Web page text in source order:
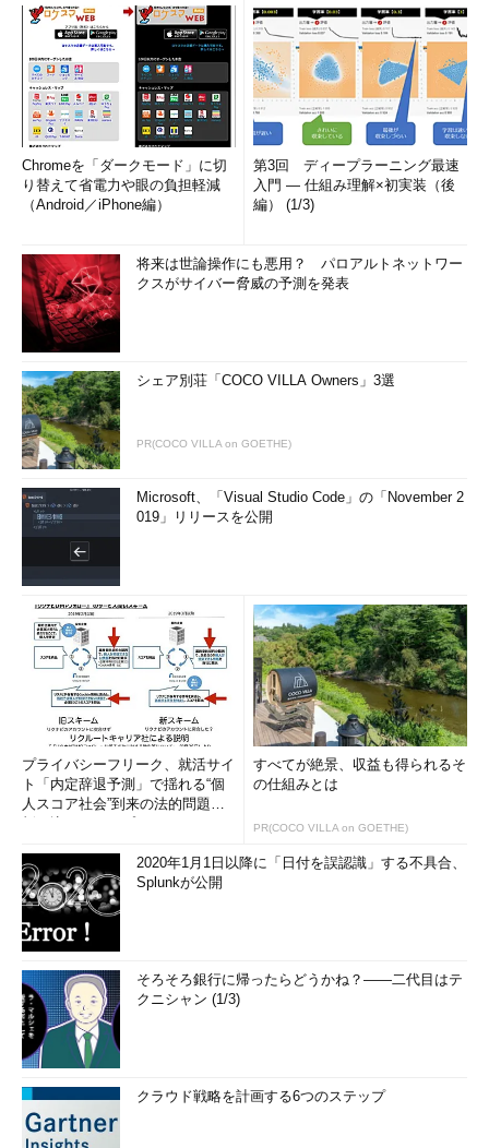
Chromeを「ダークモード」に切
り替えて省電力や眼の負担軽減
（Android／iPhone編）
第3回 ディープラーニング最速
入門 ― 仕組み理解×初実装（後
編） (1/3)
将来は世論操作にも悪用？ パロアルトネットワー
クスがサイバー脅威の予測を発表
シェア別荘「COCO VILLA Owners」3選
PR(COCO VILLA on GOETHE)
Microsoft、「Visual Studio Code」の「November 2
019」リリースを公開
プライバシーフリーク、就活サイ
ト「内定辞退予測」で揺れる“個
人スコア社会”到来の法的問題に
すべてが絶景、収益も得られるそ
の仕組みとは
PR(COCO VILLA on GOETHE)
2020年1月1日以降に「日付を誤認識」する不具合、
Splunkが公開
そろそろ銀行に帰ったらどうかね？――二代目はテ
クニシャン (1/3)
クラウド戦略を計画する6つのステップ